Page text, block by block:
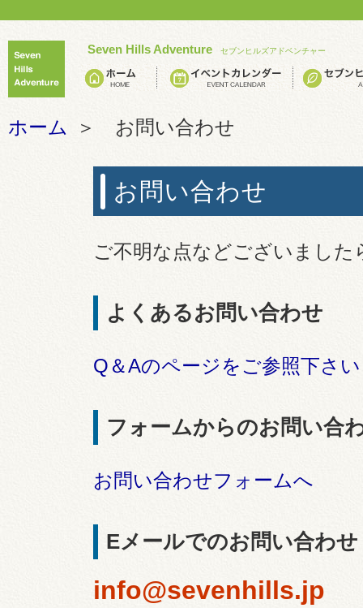
Seven Hills Adventure セブンヒルズアドベンチャー
ホーム ＞ お問い合わせ
お問い合わせ
ご不明な点などございまし
よくあるお問い合わせ
Q＆Aのページをご参照下さい
フォームからのお問い合
お問い合わせフォームへ
Eメールでのお問い合わせ
info@sevenhills.jp